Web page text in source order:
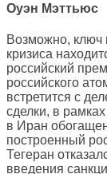
Оуэн Мэттьюс
Возможно, ключ
кризиса
российский
российского
встретится с
сделки, в
в Иран
построенный
Тегеран
введения